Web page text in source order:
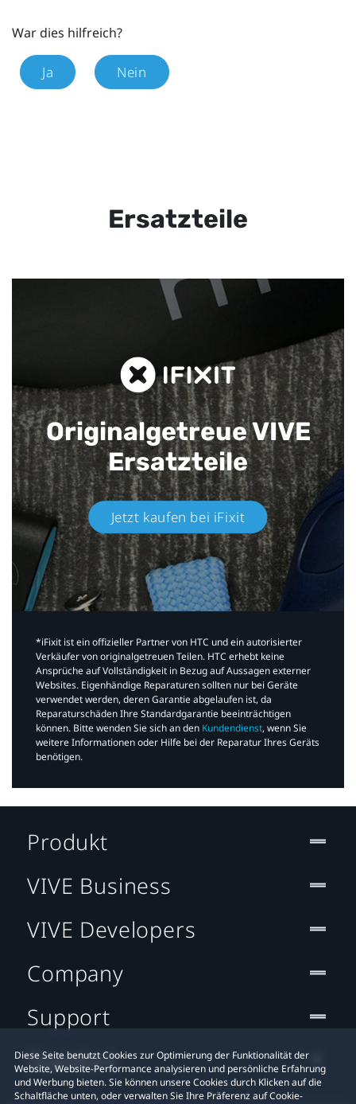
War dies hilfreich?
Ja Nein
Ersatzteile
Originalgetreue VIVE
Ersatzteile
Jetzt kaufen bei iFixit​
*iFixit ist ein offizieller Partner von HTC und ein autorisierter
Verkäufer von originalgetreuen Teilen. HTC erhebt keine
Ansprüche auf Vollständigkeit in Bezug auf Aussagen externer
Websites. Eigenhändige Reparaturen sollten nur bei Geräte
verwendet werden, deren Garantie abgelaufen ist, da
Reparaturschäden Ihre Standardgarantie beeinträchtigen
können. Bitte wenden Sie sich an den Kundendienst, wenn Sie
weitere Informationen oder Hilfe bei der Reparatur Ihres Geräts
benötigen.​
Diese Seite benutzt Cookies zur Optimierung der Funktionalität der
Website, Website-Performance analysieren und persönliche Erfahrung
und Werbung bieten. Sie können unsere Cookies durch Klicken auf die
Schaltfläche unten, oder verwalten Sie Ihre Präferenz auf Cookie-
Produkt
VIVE Business
VIVE Developers
Company
Support
Standort